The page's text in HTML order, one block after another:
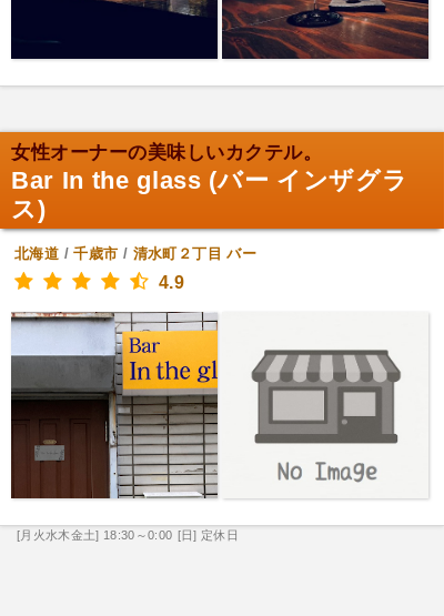
女性オーナーの美味しいカクテル。
Bar In the glass (バー インザグラ
ス)
北海道 /千歳市 / 清水町２丁目 バー
4.9
[月火水木金土] 18:30～0:00 [日] 定休日